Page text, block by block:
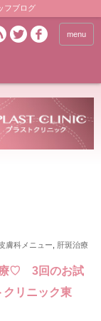
フブログ
menu
膚科メニュー 肝斑治療
療♡ 3回のお試
リニック東